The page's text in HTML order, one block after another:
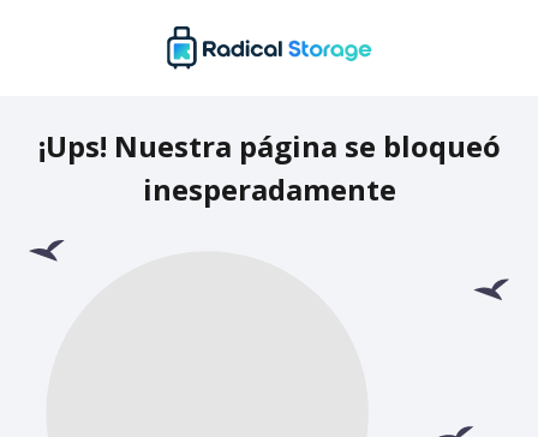
¡Ups! Nuestra página se bloqueó
inesperadamente